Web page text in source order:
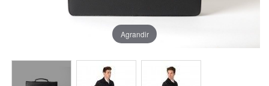
Agrandir